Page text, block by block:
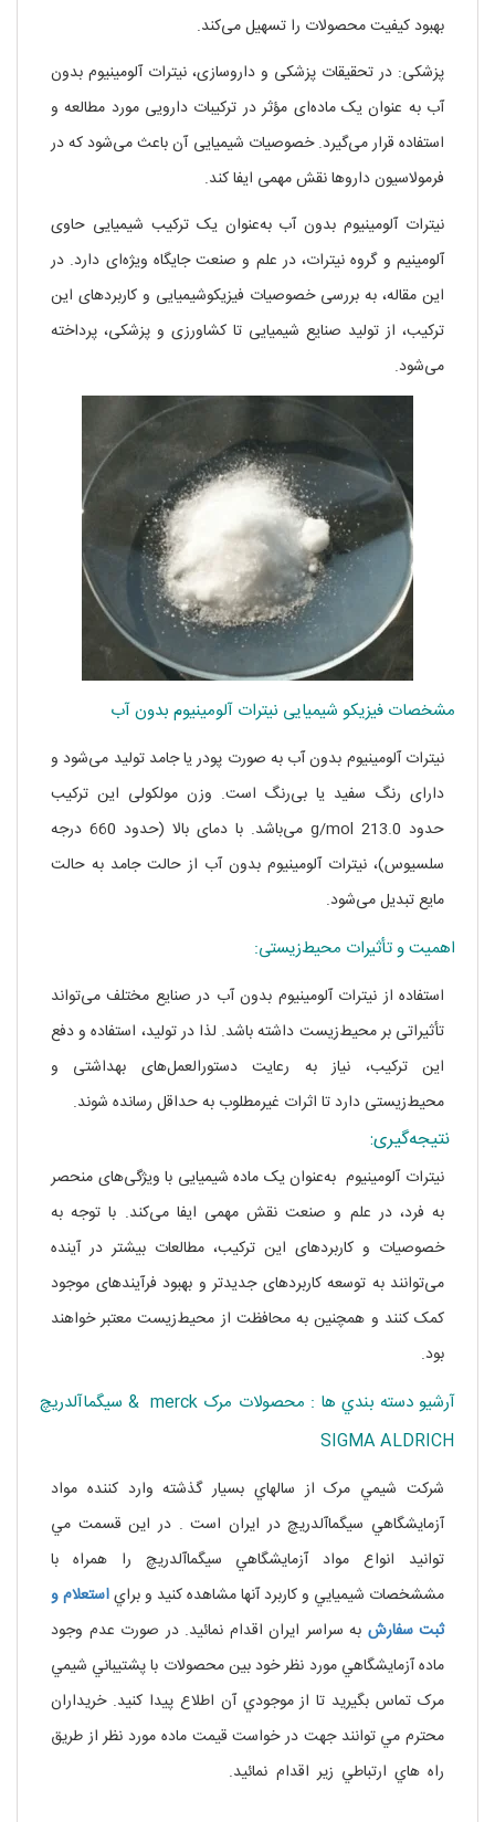
بهبود کیفیت محصولات را تسهیل می‌کند.
پزشکی: در تحقیقات پزشکی و داروسازی، نیترات آلومینیوم بدون
آب به عنوان یک ماده‌ای مؤثر در ترکیبات دارویی مورد مطالعه و
استفاده قرار می‌گیرد. خصوصیات شیمیایی آن باعث می‌شود که در
فرمولاسیون داروها نقش مهمی ایفا کند.
نیترات آلومینیوم بدون آب به‌عنوان یک ترکیب شیمیایی حاوی
آلومینیم و گروه نیترات، در علم و صنعت جایگاه ویژه‌ای دارد. در
این مقاله، به بررسی خصوصیات فیزیکوشیمیایی و کاربردهای این
ترکیب، از تولید صنایع شیمیایی تا کشاورزی و پزشکی، پرداخته
می‌شود.
مشخصات فیزیکو شیمیایی نیترات آلومینیوم بدون آب
نیترات آلومینیوم بدون آب به صورت پودر یا جامد تولید می‌شود و
دارای رنگ سفید یا بی‌رنگ است. وزن مولکولی این ترکیب
حدود 213.0 g/mol می‌باشد. با دمای بالا (حدود 660 درجه
سلسیوس)، نیترات آلومینیوم بدون آب از حالت جامد به حالت
مایع تبدیل می‌شود.
اهمیت و تأثیرات محیط‌زیستی:
استفاده از نیترات آلومینیوم بدون آب در صنایع مختلف می‌تواند
تأثیراتی بر محیط‌زیست داشته باشد. لذا در تولید، استفاده و دفع
این ترکیب، نیاز به رعایت دستورالعمل‌های بهداشتی و
محیط‌زیستی دارد تا اثرات غیرمطلوب به حداقل رسانده شوند.
نتیجه‌گیری:
نیترات آلومینیوم به‌عنوان یک ماده شیمیایی با ویژگی‌های منحصر
به فرد، در علم و صنعت نقش مهمی ایفا می‌کند. با توجه به
خصوصیات و کاربردهای این ترکیب، مطالعات بیشتر در آینده
می‌توانند به توسعه کاربردهای جدیدتر و بهبود فرآیندهای موجود
کمک کنند و همچنین به محافظت از محیط‌زیست معتبر خواهند
بود.
آرشيو دسته بندي ها : محصولات مرک merck & سيگماآلدريچ
SIGMA ALDRICH
شرکت شيمي مرک از سالهاي بسيار گذشته وارد کننده مواد
آزمايشگاهي سيگماآلدريچ در ايران است . در اين قسمت مي
توانيد انواع مواد آزمايشگاهي سيگماآلدريچ را همراه با
مششخصات شيميايي و کاربرد آنها مشاهده کنيد و براياستعلام و
ثبت سفارش به سراسر ايران اقدام نمائيد. در صورت عدم وجود
ماده آزمايشگاهي مورد نظر خود بين محصولات با پشتيباني شيمي
مرک تماس بگيريد تا از موجودي آن اطلاع پيدا کنيد. خريداران
محترم مي توانند جهت در خواست قيمت ماده مورد نظر از طريق
راه هاي ارتباطي زير اقدام نمائيد.